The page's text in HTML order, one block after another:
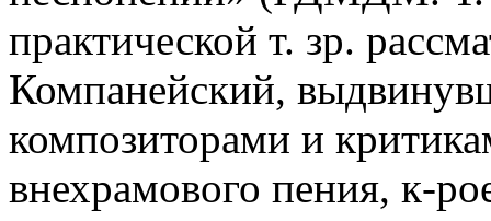
практической т. зр.
Компанейский,
композиторами и
внехрамового пения, к-